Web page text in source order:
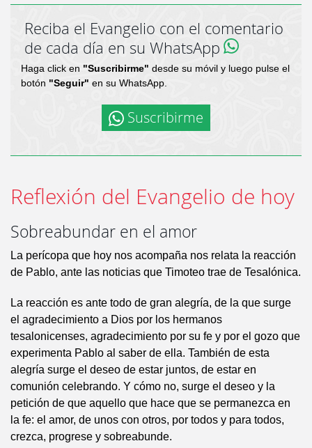
Reciba el Evangelio con el comentario
de cada día en su WhatsApp
Haga click en "Suscribirme" desde su móvil y luego pulse el
botón "Seguir" en su WhatsApp.
Suscribirme
Reflexión del Evangelio de hoy
Sobreabundar en el amor
La perícopa que hoy nos acompaña nos relata la reacción
de Pablo, ante las noticias que Timoteo trae de Tesalónica.
La reacción es ante todo de gran alegría, de la que surge
el agradecimiento a Dios por los hermanos
tesalonicenses, agradecimiento por su fe y por el gozo que
experimenta Pablo al saber de ella. También de esta
alegría surge el deseo de estar juntos, de estar en
comunión celebrando. Y cómo no, surge el deseo y la
petición de que aquello que hace que se permanezca en
la fe: el amor, de unos con otros, por todos y para todos,
crezca, progrese y sobreabunde.